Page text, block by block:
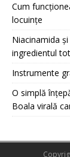
Cum
locuințe
Niacinamida
ingredientul
Instrumente
O simplă
Boala virală